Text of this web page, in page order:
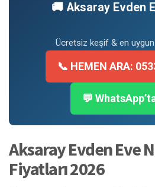
🚚 Aksaray Evden
Ücretsiz keşif & en
📞 HEMEN ARA:
💬
Aksaray Evden Eve
Fiyatları 2026